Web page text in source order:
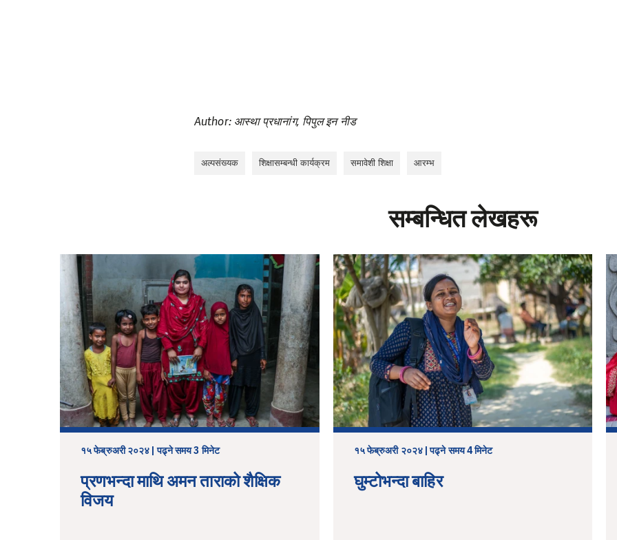
Author: आस्था प्रधानांग, पिपुल इन नीड
अल्पसंख्यक शिक्षासम्बन्धी कार्यक्रम समावेशी शिक्षा आरम्भ
सम्बन्धित लेखहरू
१५ फेब्रुअरी २०२४ | पढ्ने समय 3 मिनेट
प्रणभन्दा माथि अमन ताराको शैक्षिक
विजय
१५ फेब्रुअरी २०२४ | पढ्ने समय 4 मिनेट
घुम्टोभन्दा बाहिर